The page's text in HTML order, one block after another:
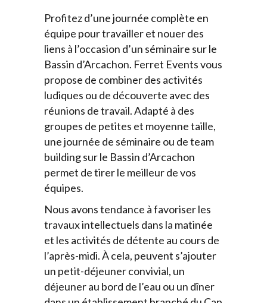
Profitez d’une journée complète en
équipe pour travailler et nouer des
liens à l’occasion d’un séminaire sur le
Bassin d’Arcachon. Ferret Events vous
propose de combiner des activités
ludiques ou de découverte avec des
réunions de travail. Adapté à des
groupes de petites et moyenne taille,
une journée de séminaire ou de team
building sur le Bassin d’Arcachon
permet de tirer le meilleur de vos
équipes.
Nous avons tendance à favoriser les
travaux intellectuels dans la matinée
et les activités de détente au cours de
l’après-midi. À cela, peuvent s’ajouter
un petit-déjeuner convivial, un
déjeuner au bord de l’eau ou un dîner